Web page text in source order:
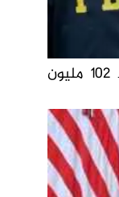
الخارجية الأمريكية ترصد مكافآت بـ 102 مليون